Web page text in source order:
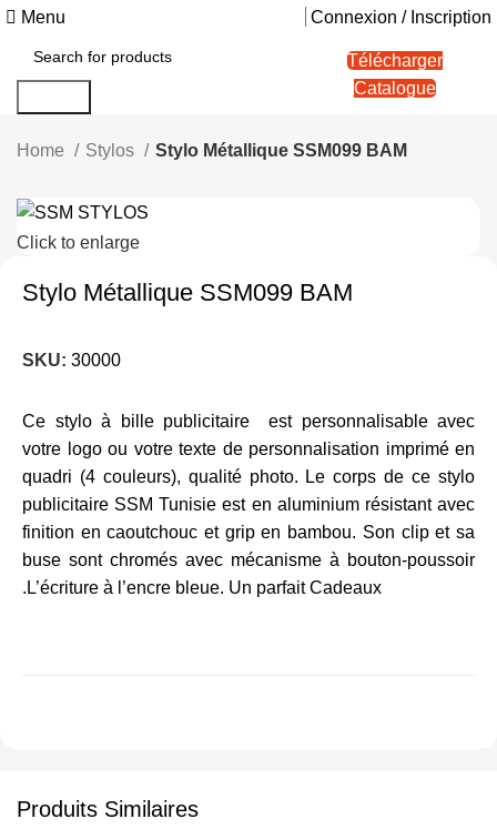
Menu Connexion / Inscription
Télécharger
Catalogue
Home Stylos Stylo Métallique SSM099 BAM
Click to enlarge
Stylo Métallique SSM099 BAM
SKU: 30000
Ce stylo à bille publicitaire est personnalisable avec
votre logo ou votre texte de personnalisation imprimé en
quadri (4 couleurs), qualité photo. Le corps de ce stylo
publicitaire SSM Tunisie est en aluminium résistant avec
finition en caoutchouc et grip en bambou. Son clip et sa
buse sont chromés avec mécanisme à bouton-poussoir
.L’écriture à l’encre bleue. Un parfait Cadeaux
Produits Similaires